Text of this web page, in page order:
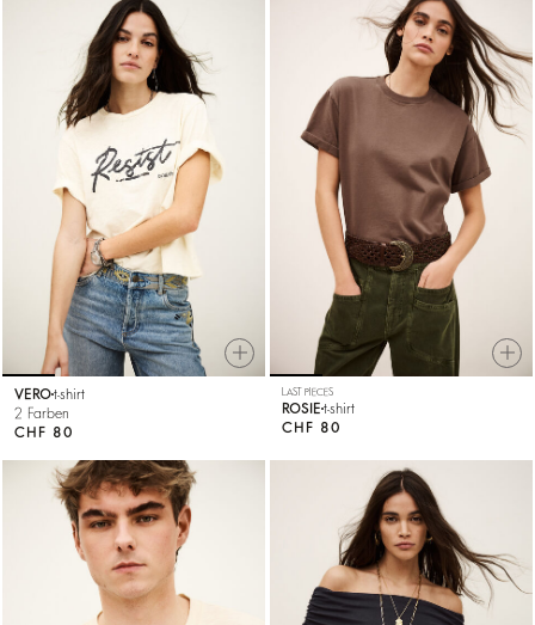
VEROt-shirt
2 Farben
CHF 80
LAST PIECES
ROSIE t-shirt
CHF 80